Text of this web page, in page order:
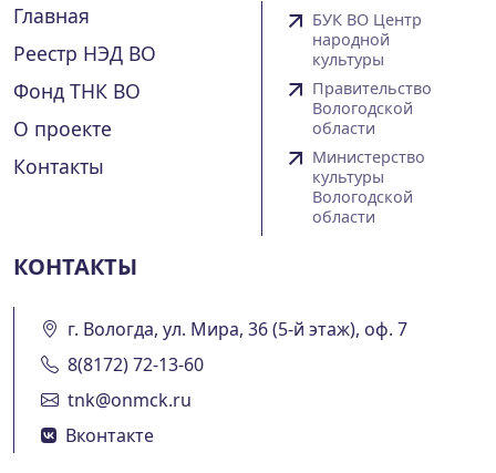
Главная
Реестр НЭД ВО
Фонд ТНК ВО
О проекте
Контакты
БУК ВО Центр
народной
культуры
Правительство
Вологодской
области
Министерство
культуры
Вологодской
области
КОНТАКТЫ
г. Вологда, ул. Мира, 36 (5-й этаж), оф. 7
8(8172) 72-13-60
tnk@onmck.ru
Вконтакте